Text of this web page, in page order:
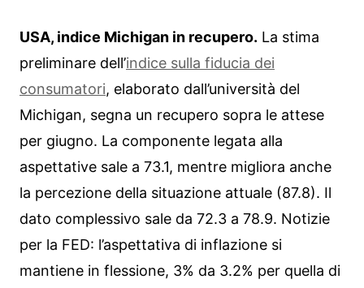
USA, indice Michigan in recupero. La stima
preliminare dell’indice sulla fiducia dei
consumatori, elaborato dall’università del
Michigan, segna un recupero sopra le attese
per giugno. La componente legata alla
aspettative sale a 73.1, mentre migliora anche
la percezione della situazione attuale (87.8). Il
dato complessivo sale da 72.3 a 78.9. Notizie
per la FED: l’aspettativa di inflazione si
mantiene in flessione, 3% da 3.2% per quella di